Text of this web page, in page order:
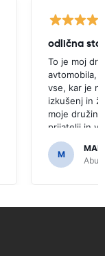
odlična
To je moj
avtomobila,
vse, kar je
izkušenj in
moje
prijatelji in
dostopna in
M
Abu